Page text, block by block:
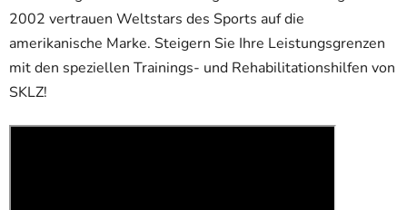
2002 vertrauen Weltstars des Sports auf die
amerikanische Marke. Steigern Sie Ihre Leistungsgrenzen
mit den speziellen Trainings- und Rehabilitationshilfen von
SKLZ!